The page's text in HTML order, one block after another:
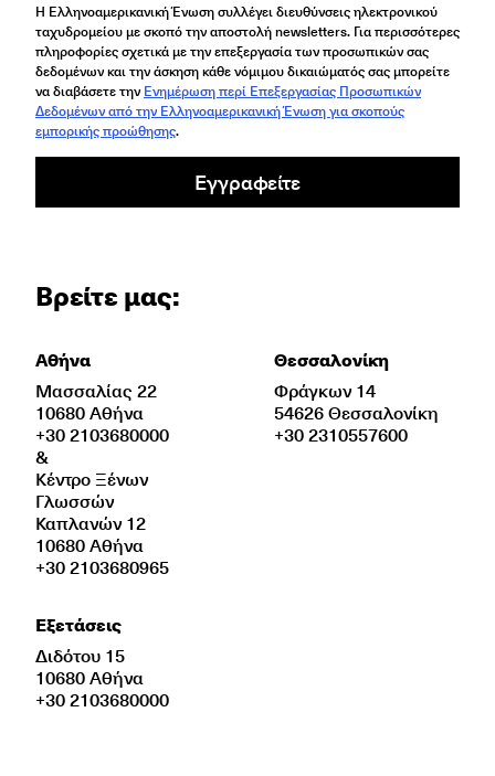
Η Ελληνοαμερικανική Ένωση συλλέγει διευθύνσεις ηλεκτρονικού
ταχυδρομείου με σκοπό την αποστολή newsletters. Για περισσότερες
πληροφορίες σχετικά με την επεξεργασία των προσωπικών σας
δεδομένων και την άσκηση κάθε νόμιμου δικαιώματός σας μπορείτε
να διαβάσετε την Ενημέρωση περί Επεξεργασίας Προσωπικών
Δεδομένων από την Ελληνοαμερικανική Ένωση για σκοπούς
εμπορικής προώθησης.
Εγγραφείτε
Βρείτε μας:
Αθήνα
Μασσαλίας 22
10680 Αθήνα
+30 2103680000
&
Κέντρο Ξένων
Γλωσσών
Καπλανών 12
10680 Αθήνα
+30 2103680965
Εξετάσεις
Διδότου 15
10680 Αθήνα
+30 2103680000
Θεσσαλονίκη
Φράγκων 14
54626 Θεσσαλονίκη
+30 2310557600